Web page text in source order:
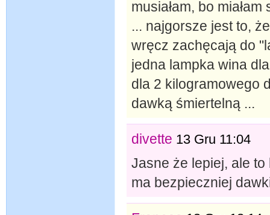
musiałam, bo
... najgorsze jest to,
wręcz zachęcają do
jedna lampka wina
dla 2 kilogramowego
dawką śmiertelną ...
divette 13 Gru 11:04
Jasne że lepiej, ale to
ma bezpieczniej